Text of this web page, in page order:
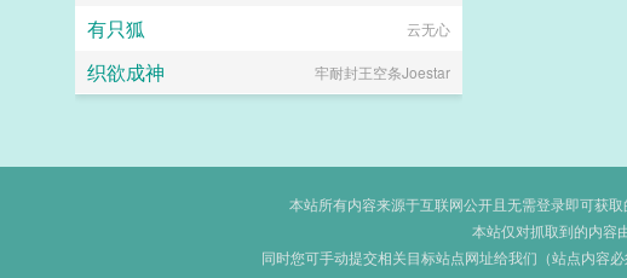
有只狐 云无心
织欲成神 牢耐封王空条Joestar
本站所有内容来源于互联网公开且无需登录即可获
本站仅对抓取到的内容
同时您可手动提交相关目标站点网址给我们（站点内容